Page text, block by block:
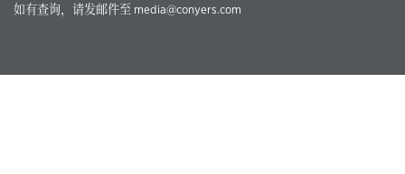
如有查询，请发邮件至 media@conyers.com